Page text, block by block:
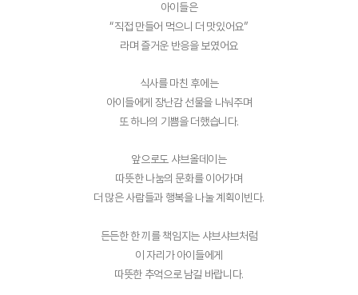
아이들은
“직접 만들어 먹으니 더 맛있어요”
라며 즐거운 반응을 보였어요
식사를 마친 후에는
아이들에게 장난감 선물을 나눠주며
또 하나의 기쁨을 더했습니다.
앞으로도 샤브올데이는
따뜻한 나눔의 문화를 이어가며
더 많은 사람들과 행복을 나눌 계획이빈다.
든든한 한 끼를 책임지는 샤브샤브처럼
이 자리가 아이들에게
따뜻한 추억으로 남길 바랍니다.